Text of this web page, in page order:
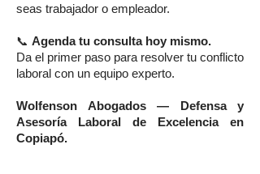
seas trabajador o empleador.
📞 Agenda tu consulta hoy mismo.
Da el primer paso para resolver tu conflicto
laboral con un equipo experto.
Wolfenson Abogados — Defensa y
Asesoría Laboral de Excelencia en
Copiapó.